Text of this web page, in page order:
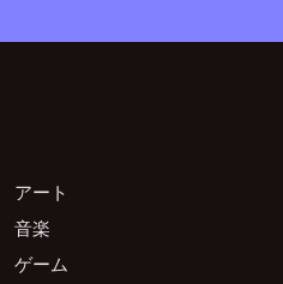
アート
音楽
ゲーム